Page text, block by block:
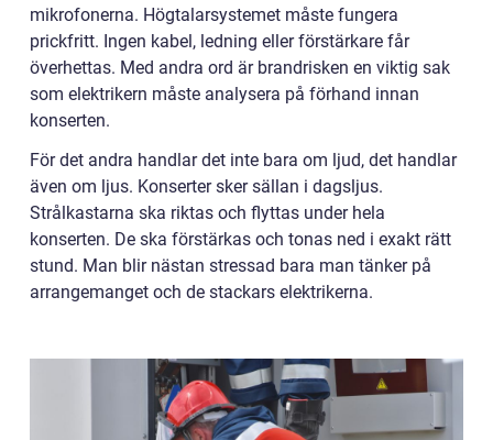
mikrofonerna. Högtalarsystemet måste fungera
prickfritt. Ingen kabel, ledning eller förstärkare får
överhettas. Med andra ord är brandrisken en viktig sak
som elektrikern måste analysera på förhand innan
konserten.
För det andra handlar det inte bara om ljud, det handlar
även om ljus. Konserter sker sällan i dagsljus.
Strålkastarna ska riktas och flyttas under hela
konserten. De ska förstärkas och tonas ned i exakt rätt
stund. Man blir nästan stressad bara man tänker på
arrangemanget och de stackars elektrikerna.